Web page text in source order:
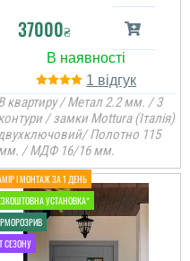
37000₴
1
квартиру / Метал 2.2 мм. / 3
/ замки Mottura (Італія)
Полотно 115
/ МДФ 16/16 мм.